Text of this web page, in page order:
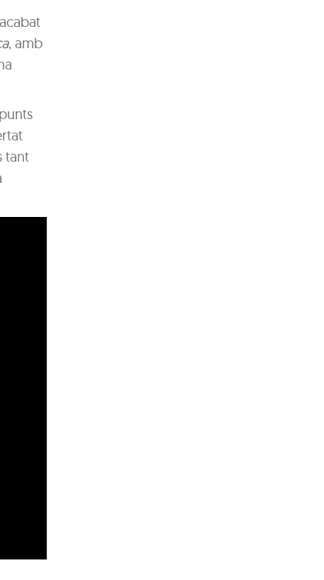
, amb
tant